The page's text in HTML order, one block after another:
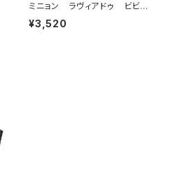
ミニョン ラヴィアドゥ ビビア
ーナ ブラジャー（ヴィオレッタ）
¥3,520